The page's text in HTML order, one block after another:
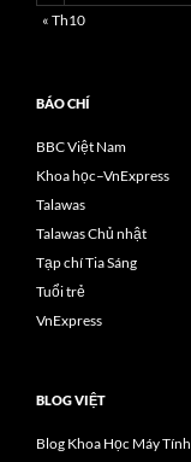
« Th10
BÁO CHÍ
BBC Việt Nam
Khoa học–VnExpress
Talawas
Talawas Chủ nhật
Tạp chí Tia Sáng
Tuổi trẻ
VnExpress
BLOG VIỆT
Blog Khoa Học Máy Tính